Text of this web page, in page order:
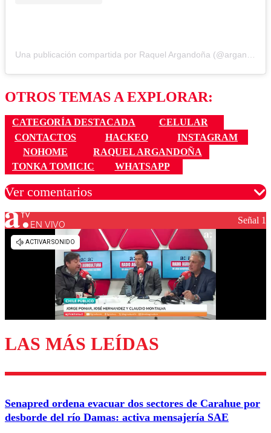
OTROS TEMAS A EXPLORAR:
CATEGORÍA DESTACADA
CELULAR
CONTACTOS
HACKEO
INSTAGRAM
NOHOME
RAQUEL ARGANDOÑA
TONKA TOMICIC
WHATSAPP
Ver comentarios
Los comentarios son moderados para garantizar un
diálogo respetuoso.
Enviar comentario
EN VIVO Señal 1
LAS MÁS LEÍDAS
Senapred ordena evacuar dos sectores de Carahue por
desborde del río Damas: activa mensajería SAE